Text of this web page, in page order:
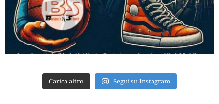
Carica altro Segui su Instagram